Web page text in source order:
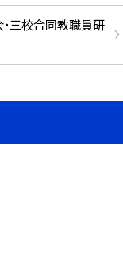
三校合同教職員研